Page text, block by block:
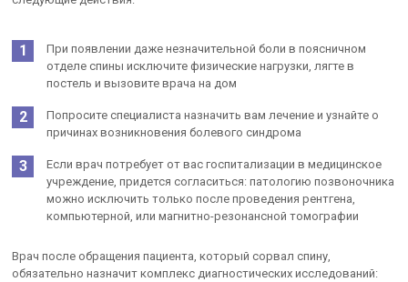
При появлении даже незначительной боли в поясничном
отделе спины исключите физические нагрузки, лягте в
постель и вызовите врача на дом
Попросите специалиста назначить вам лечение и узнайте о
причинах возникновения болевого синдрома
Если врач потребует от вас госпитализации в медицинское
учреждение, придется согласиться: патологию позвоночника
можно исключить только после проведения рентгена,
компьютерной, или магнитно-резонансной томографии
Врач после обращения пациента, который сорвал спину,
обязательно назначит комплекс диагностических исследований: